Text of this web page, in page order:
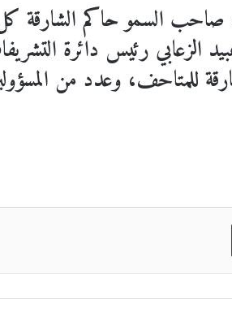
صاحب السمو حاكم الشارقة
الزعابي رئيس دائرة
للمتاحف، وعدد من